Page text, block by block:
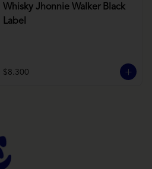
Whisky Jhonnie Walker Black
Label
$8.300